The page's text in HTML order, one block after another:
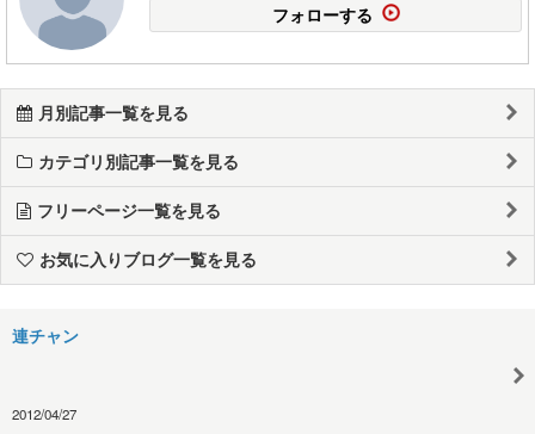
フォローする
月別記事一覧を見る
カテゴリ別記事一覧を見る
フリーページ一覧を見る
お気に入りブログ一覧を見る
連チャン
2012/04/27